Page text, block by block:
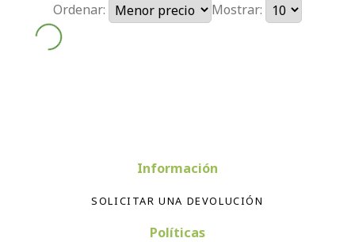
Ordenar: Mostrar:
Información
SOLICITAR UNA DEVOLUCIÓN
Políticas